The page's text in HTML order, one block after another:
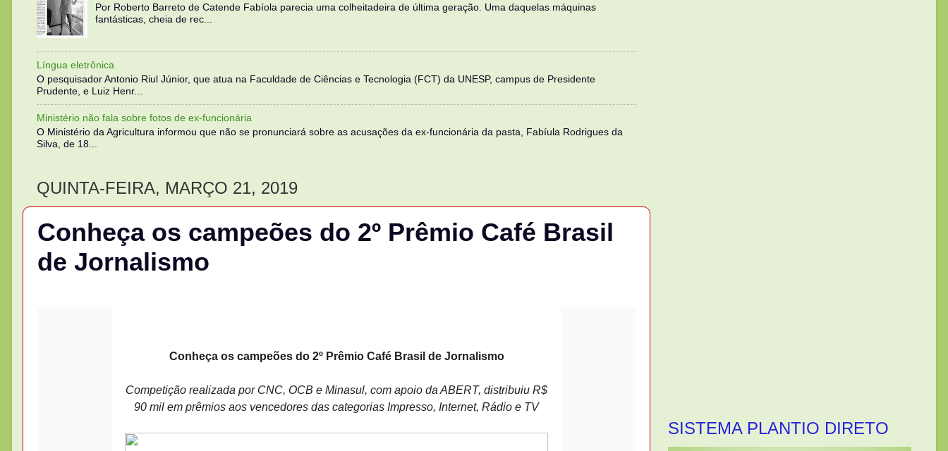
Por Roberto Barreto de Catende Fabíola parecia uma colheitadeira de última geração. Uma daquelas máquinas
fantásticas, cheia de rec...
Língua eletrônica
O pesquisador Antonio Riul Júnior, que atua na Faculdade de Ciências e Tecnologia (FCT) da UNESP, campus de Presidente
Prudente, e Luiz Henr...
Ministério não fala sobre fotos de ex-funcionária
O Ministério da Agricultura informou que não se pronunciará sobre as acusações da ex-funcionária da pasta, Fabíula Rodrigues da
Silva, de 18...
QUINTA-FEIRA, MARÇO 21, 2019
Conheça os campeões do 2º Prêmio Café Brasil
de Jornalismo
Conheça os campeões do 2º Prêmio Café Brasil de Jornalismo
Competição realizada por CNC, OCB e Minasul, com apoio da ABERT, distribuiu R$
90 mil em prêmios aos vencedores das categorias Impresso, Internet, Rádio e TV
SISTEMA PLANTIO DIRETO